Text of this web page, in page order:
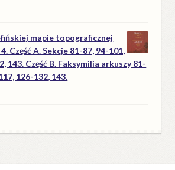
mapie topograficznej
Część A. Sekcje 81-87, 94-101,
143. Część B. Faksymilia arkuszy 81-
126-132, 143.